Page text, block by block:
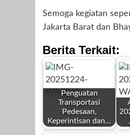
Semoga kegiatan
Jakarta Barat dan
Berita Terkait:
Penguatan
Transportasi
Pedesaan,
Keperintisan dan…